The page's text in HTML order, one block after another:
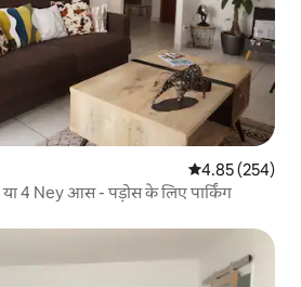
औसत रेटिंग 5 में से
4.85 (254)
4 Ney आस - पड़ोस के लिए पार्किंग